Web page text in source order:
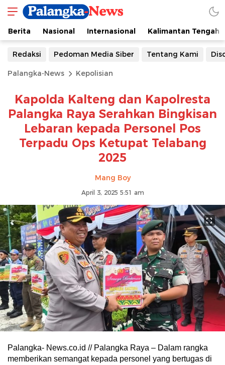
Berita Nasional Internasional Kalimantan Tengah
Redaksi Pedoman Media Siber Tentang Kami
Palangka-News Kepolisian
Kapolda Kalteng dan Kapolresta
Palangka Raya Serahkan Bingkisan
Lebaran kepada Personel Pos
Terpadu Ops Ketupat Telabang
2025
Mang Boy
April 3, 2025 5:51 am
Palangka- News.co.id // Palangka Raya – Dalam rangka
memberikan semangat kepada personel yang bertugas di